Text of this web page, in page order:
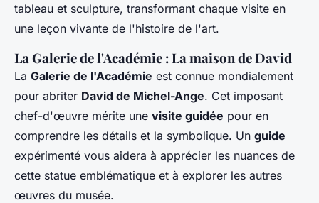
tableau et sculpture, transformant chaque visite en
une leçon vivante de l'histoire de l'art.
La Galerie de l'Académie : La maison de David
La Galerie de l'Académie est connue mondialement
pour abriter David de Michel-Ange. Cet imposant
chef-d'œuvre mérite une visite guidée pour en
comprendre les détails et la symbolique. Un guide
expérimenté vous aidera à apprécier les nuances de
cette statue emblématique et à explorer les autres
œuvres du musée.